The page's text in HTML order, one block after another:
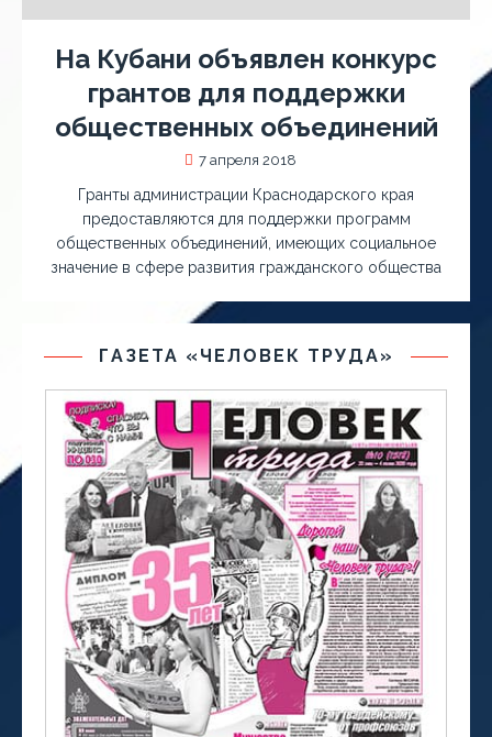
На Кубани объявлен конкурс
грантов для поддержки
общественных объединений
7 апреля 2018
Гранты администрации Краснодарского края
предоставляются для поддержки программ
общественных объединений, имеющих социальное
значение в сфере развития гражданского общества
ГАЗЕТА «ЧЕЛОВЕК ТРУДА»